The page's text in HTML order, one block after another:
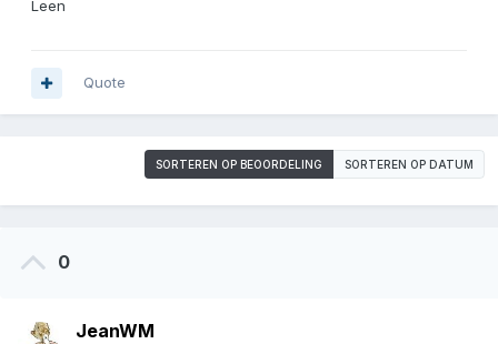
Leen
Quote
SORTEREN OP BEOORDELING SORTEREN OP DATUM
0
JeanWM